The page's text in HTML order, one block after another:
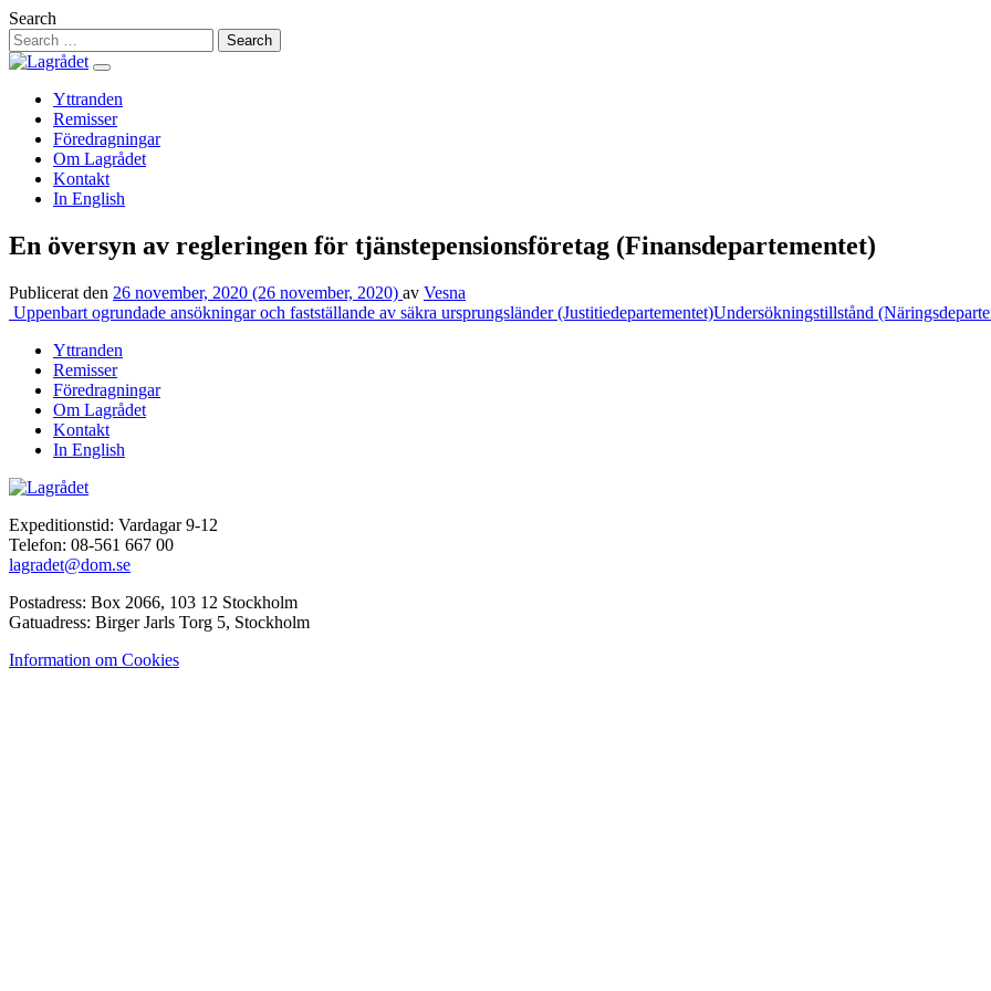
Hoppa
till
innehåll
Search
Yttranden
Remisser
Föredragningar
Om Lagrådet
Kontakt
In English
En översyn av regleringen för tjänstepensionsföretag (Finansdepartementet)
Publicerat den 26 november, 2020 (26 november, 2020) av Vesna
Inläggsnavigering
Uppenbart ogrundade ansökningar och fastställande av säkra ursprungsländer (Justitiedepartementet)Undersökningstillstånd
Yttranden
Remisser
Föredragningar
Om Lagrådet
Kontakt
In English
Expeditionstid: Vardagar 9-12
Telefon: 08-561 667 00
lagradet@dom.se
Postadress: Box 2066, 103 12 Stockholm
Gatuadress: Birger Jarls Torg 5, Stockholm
Information om Cookies